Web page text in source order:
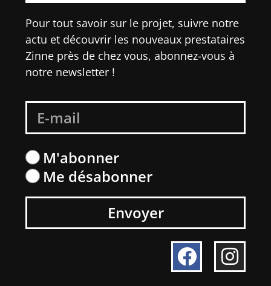
Pour tout savoir sur le projet, suivre notre
actu et découvrir les nouveaux prestataires
Zinne près de chez vous, abonnez-vous à
notre newsletter !
M'abonner
Me désabonner
Envoyer